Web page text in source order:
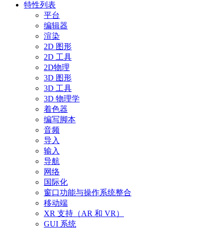
特性列表
平台
编辑器
渲染
2D 图形
2D 工具
2D物理
3D 图形
3D 工具
3D 物理学
着色器
编写脚本
音频
导入
输入
导航
网络
国际化
窗口功能与操作系统整合
移动端
XR 支持（AR 和 VR）
GUI 系统